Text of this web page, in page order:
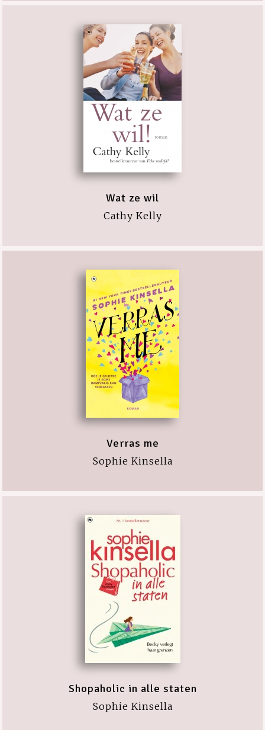
Wat ze wil
Cathy Kelly
Verras me
Sophie Kinsella
Shopaholic in alle staten
Sophie Kinsella